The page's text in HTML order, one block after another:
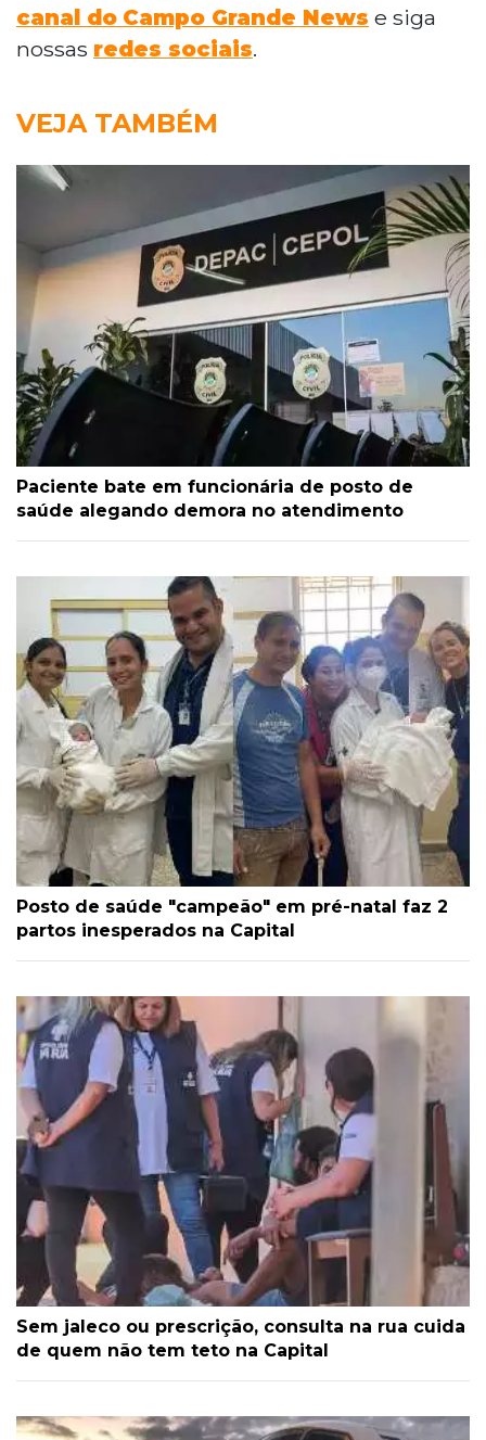
canal do Campo Grande News e siga
nossas redes sociais.
VEJA TAMBÉM
Paciente bate em funcionária de posto de
saúde alegando demora no atendimento
Posto de saúde "campeão" em pré-natal faz 2
partos inesperados na Capital
Sem jaleco ou prescrição, consulta na rua cuida
de quem não tem teto na Capital